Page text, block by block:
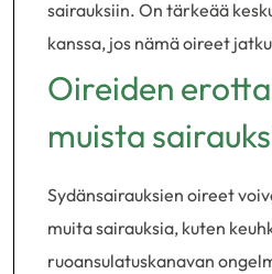
sairauksiin. On tärkeää
kanssa, jos nämä oireet
Oireiden
muista
Sydänsairauksien oireet
muita sairauksia, kuten
ruoansulatuskanavan